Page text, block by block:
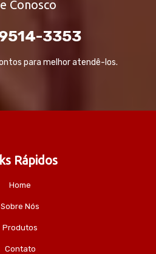
Conosco
3353
para melhor atendê-los.
Rápidos
Home
Sobre Nós
Produtos
Contato